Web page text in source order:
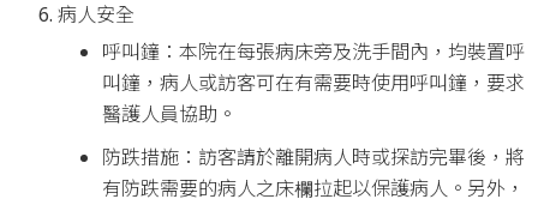
病人安全
呼叫鐘：本院在每張病床旁及洗手間內，均裝置呼
叫鐘，病人或訪客可在有需要時使用呼叫鐘，要求
醫護人員協助。
防跌措施：訪客請於離開病人時或探訪完畢後，將
有防跌需要的病人之床欄拉起以保護病人。另外，